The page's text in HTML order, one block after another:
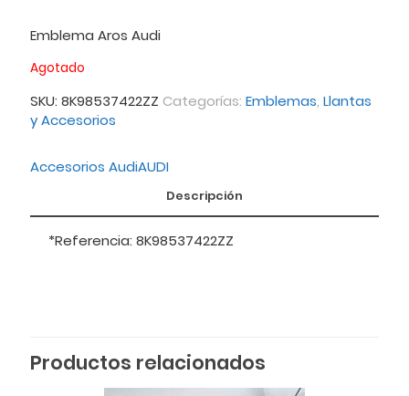
Emblema Aros Audi
Agotado
SKU: 8K98537422ZZ Categorías: Emblemas, Llantas
y Accesorios
Accesorios AudiAUDI
Descripción
*Referencia: 8K98537422ZZ
Productos relacionados